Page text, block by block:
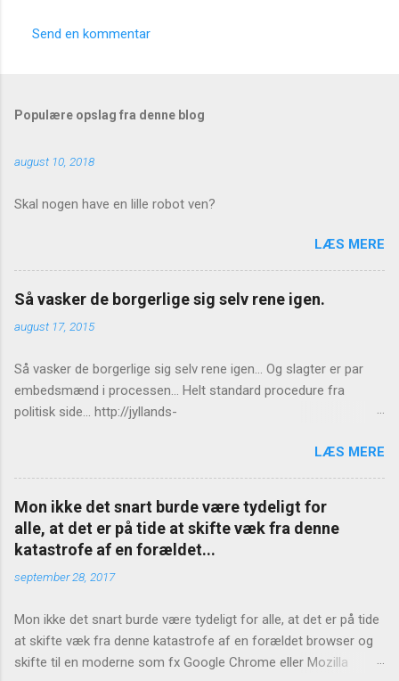
Send en kommentar
Populære opslag fra denne blog
august 10, 2018
Skal nogen have en lille robot ven?
LÆS MERE
Så vasker de borgerlige sig selv rene igen.
august 17, 2015
Så vasker de borgerlige sig selv rene igen... Og slagter er par
embedsmænd i processen... Helt standard procedure fra
politisk side... http://jyllands-
LÆS MERE
Mon ikke det snart burde være tydeligt for
alle, at det er på tide at skifte væk fra denne
katastrofe af en forældet...
september 28, 2017
Mon ikke det snart burde være tydeligt for alle, at det er på tide
at skifte væk fra denne katastrofe af en forældet browser og
skifte til en moderne som fx Google Chrome eller Mozilla